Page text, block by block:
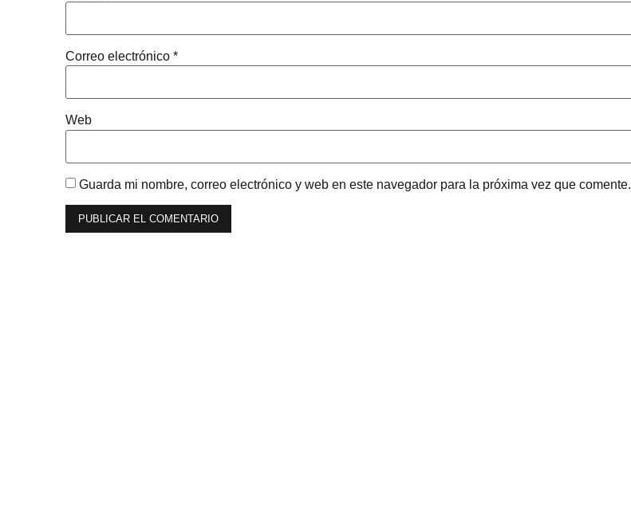
Correo electrónico *
Web
Guarda mi nombre, correo electrónico y web en este navegador para la próxima vez que comente.